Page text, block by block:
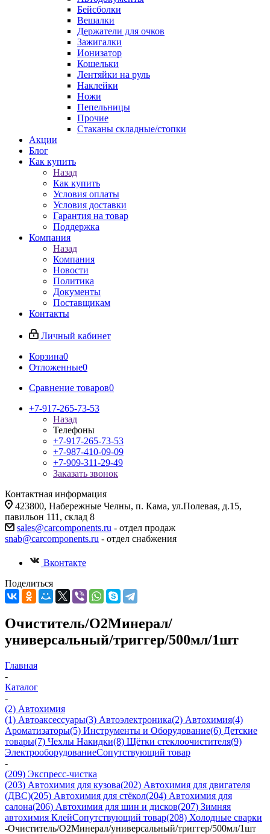
Бейсболки
Вешалки
Держатели для очков
Зажигалки
Ионизатор
Кошельки
Лентяйки на руль
Наклейки
Ножи
Пепельницы
Прочие
Стаканы складные/стопки
Акции
Блог
Как купить
Назад
Как купить
Условия оплаты
Условия доставки
Гарантия на товар
Поддержка
Компания
Назад
Компания
Новости
Политика
Документы
Поставщикам
Контакты
Личный кабинет
Корзина0
Отложенные0
Сравнение товаров0
+7-917-265-73-53
Назад
Телефоны
+7-917-265-73-53
+7-987-410-09-09
+7-909-311-29-49
Заказать звонок
Контактная информация
423800, Набережные Челны, п. Кама, ул.Полевая, д.15,
павильон 111, склад 8
sales@carcomponents.ru - отдел продаж
snab@carcomponents.ru - отдел снабжения
Вконтакте
Поделиться
Очиститель/О2Минерал/
универсальный/триггер/500мл/1шт
Главная
-
Каталог
-
(2) Автохимия
(1) Автоаксессуары(3) Автоэлектроника(2) Автохимия(4)
Ароматизаторы(5) Инструменты и Оборудование(6) Детские
товары(7) Чехлы Накидки(8) Щётки стеклоочистителя(9)
ЭлектрооборудованиеСопутствующий товар
-
(209) Экспреcс-чистка
(203) Автохимия для кузова(202) Автохимия для двигателя
(ДВС)(205) Автохимия для стёкол(204) Автохимия для
салона(206) Автохимия для шин и дисков(207) Зимняя
автохимия КлейСопутствующий товар(208) Холодные сварки
-Очиститель/О2Минерал/универсальный/триггер/500мл/1шт